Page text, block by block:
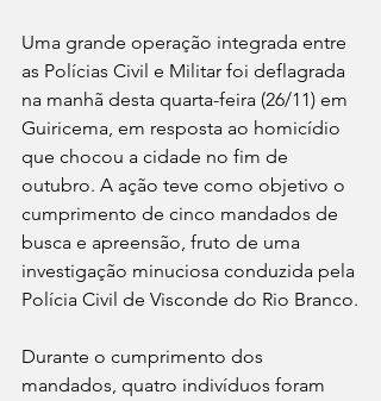
Uma grande operação integrada entre
as Polícias Civil e Militar foi deflagrada
na manhã desta quarta-feira (26/11) em
Guiricema, em resposta ao homicídio
que chocou a cidade no fim de
outubro. A ação teve como objetivo o
cumprimento de cinco mandados de
busca e apreensão, fruto de uma
investigação minuciosa conduzida pela
Polícia Civil de Visconde do Rio Branco.
Durante o cumprimento dos
mandados, quatro indivíduos foram